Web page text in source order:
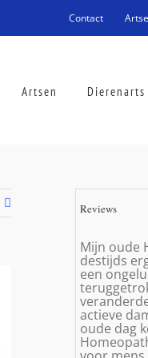
Contact
Artsen Dierenarts
Reviews
Mijn oude
destijds
een
actieve
oude dag